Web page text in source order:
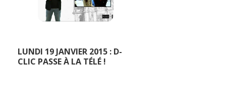
LUNDI 19 JANVIER 2015 : D-
CLIC PASSE À LA TÉLÉ !